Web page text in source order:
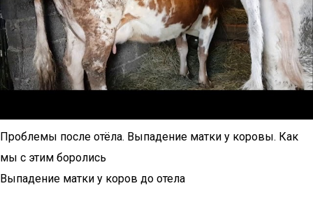
Проблемы после отёла. Выпадение матки у коровы. Как
мы с этим боролись
Выпадение матки у коров до отела